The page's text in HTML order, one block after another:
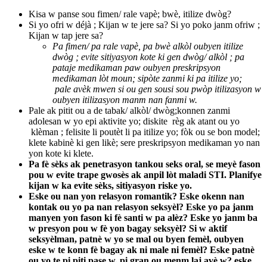
Kisa w panse sou fimen/ rale vapè; bwè, itilize dwòg?
Si yo ofri w déjà ; Kijan w te jere sa? Si yo poko janm ofriw ;
Kijan w tap jere sa?
Pa fimen/ pa rale vapè, pa bwè alkòl oubyen itilize
dwòg ; evite sitiyasyon kote ki gen dwòg/ alkòl ; pa
pataje medikaman paw oubyen preskripsyon
medikaman lòt moun; sipòte zanmi ki pa itilize yo;
pale avèk mwen si ou gen sousi sou pwòp itilizasyon w
oubyen itilizasyon manm nan fanmi w.
Pale ak pitit ou a de tabak/ alkòl/ dwòg;konnen zanmi
adolesan w yo epi aktivite yo; diskite règ ak atant ou yo
klèman ; felisite li poutèt li pa itilize yo; fòk ou se bon model;
klete kabinè ki gen likè; sere preskripsyon medikaman yo nan
yon kote ki klete.
Pa fè sèks ak penetrasyon tankou seks oral, se meyè fason
pou w evite trape gwosès ak anpil lòt maladi STI. Planifye
kijan w ka evite sèks, sitiyasyon riske yo.
Eske ou nan yon relasyon romantik? Eske okenn nan
kontak ou yo pa nan relasyon seksyèl? Eske yo pa janm
manyen yon fason ki fè santi w pa alèz? Eske yo janm ba
w presyon pou w fè yon bagay seksyèl? Si w aktif
seksyèlman, patnè w yo se mal ou byen femèl, oubyen
eske w te konn fè bagay ak ni male ni femèl? Eske patnè